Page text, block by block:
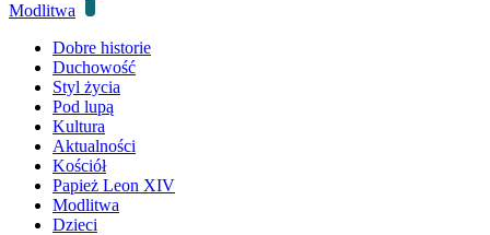
Modlitwa
Dobre historie
Duchowość
Styl życia
Pod lupą
Kultura
Aktualności
Kościół
Papież Leon XIV
Modlitwa
Dzieci